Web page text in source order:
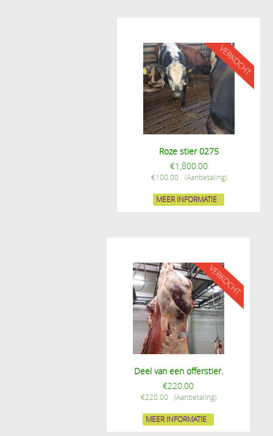
Roze stier 0275
€1,800.00
€100.00
MEER INFORMATIE
Deel van een offerstier.
€220.00
€220.00
MEER INFORMATIE